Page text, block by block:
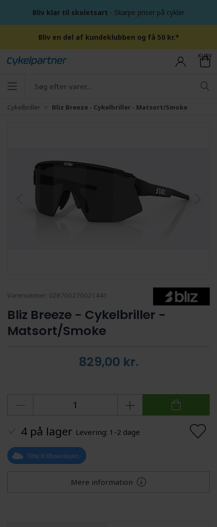
Bliv klar til skoletsart - Skarpe priser på cykler
Bliv en del af kundeklubben og få 50 kr.*
KURV
Cykelbriller Bliz Breeze - Cykelbriller - Matsort/Smoke
Varenummer: 0ZB700270021441
Bliz Breeze - Cykelbriller -
Matsort/Smoke
829,00 kr.
4 på lager Levering: 1-2 dage
Tilføj til Ønskeskyen
Mere information